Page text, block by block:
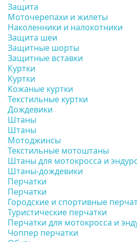
Защита
Моточерепахи и жилеты
Наколенники и налокотники
Защита шеи
Защитные шорты
Защитные вставки
Куртки
Куртки
Кожаные куртки
Текстильные куртки
Дождевики
Штаны
Штаны
Мотоджинсы
Текстильные мотоштаны
Штаны для мотокросса и
Штаны-дождевики
Перчатки
Перчатки
Городские и спортивные
Туристические перчатки
Перчатки для мотокросса и
Чоппер перчатки